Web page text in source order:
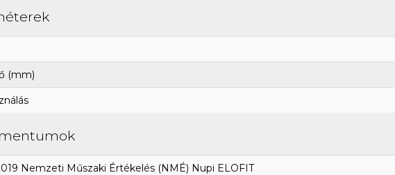
(mm)
Nemzeti Műszaki Értékelés (NMÉ) Nupi ELOFIT